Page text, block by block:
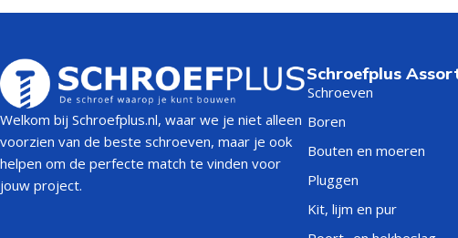
Welkom bij Schroefplus.nl, waar we je niet alleen
voorzien van de beste schroeven, maar je ook
helpen om de perfecte match te vinden voor
jouw project.
Schroefplus
Schroeven
Boren
Bouten en moeren
Pluggen
Kit, lijm en pur